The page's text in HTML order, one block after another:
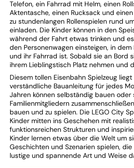
Telefon, ein Fahrrad mit Helm, einen
Aktentasche, einen Rucksack und
zu stundenlangen Rollenspielen rund
einladen. Die Kinder können in den
während der Fahrt etwas trinken und
den Personenwagen einsteigen, in
und ihr Fahrrad ist. Sobald sie an Bord
ihrem Lieblingstisch Platz nehmen und
Diesem tollen Eisenbahn Spielzeug
verständliche Bauanleitung für jedes
Jahren können selbständig bauen oder
Familienmitgliedern
bauen und zu spielen. Die LEGO City
Kinder mitten ins Geschehen mit
funktionsreichen Strukturen und
Kinder lernen etwas über die Welt um
Geschichten und Szenarien spielen,
lustige und spannende Art und Weise